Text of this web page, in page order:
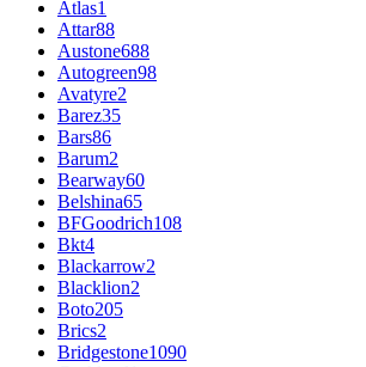
Atlas1
Attar88
Austone688
Autogreen98
Avatyre2
Barez35
Bars86
Barum2
Bearway60
Belshina65
BFGoodrich108
Bkt4
Blackarrow2
Blacklion2
Boto205
Brics2
Bridgestone1090